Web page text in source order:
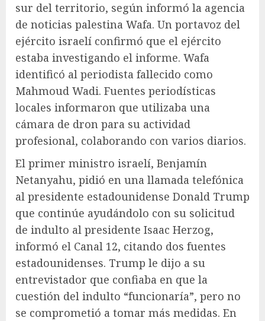
sur del territorio, según informó la agencia
de noticias palestina Wafa. Un portavoz del
ejército israelí confirmó que el ejército
estaba investigando el informe. Wafa
identificó al periodista fallecido como
Mahmoud Wadi. Fuentes periodísticas
locales informaron que utilizaba una
cámara de dron para su actividad
profesional, colaborando con varios diarios.
El primer ministro israelí, Benjamín
Netanyahu, pidió en una llamada telefónica
al presidente estadounidense Donald Trump
que continúe ayudándolo con su solicitud
de indulto al presidente Isaac Herzog,
informó el Canal 12, citando dos fuentes
estadounidenses. Trump le dijo a su
entrevistador que confiaba en que la
cuestión del indulto “funcionaría”, pero no
se comprometió a tomar más medidas. En